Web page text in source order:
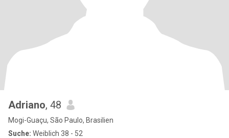
Adriano, 48
Mogi-Guaçu, São Paulo, Brasilien
Suche: Weiblich 38 - 52